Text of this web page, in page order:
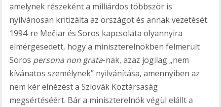
amelynek részeként a milliárdos többször is
nyilvánosan kritizálta az országot és annak vezetését.
1994-re Mečiar és Soros kapcsolata olyannyira
elmérgesedett, hogy a miniszterelnökben felmerült
Soros persona non grata-nak, azaz jogilag „nem
kívánatos személynek” nyilvánítása, amennyiben az
nem kér elnézést a Szlovák Köztársaság
megsértéséért. Bár a miniszterelnök végül elállt a